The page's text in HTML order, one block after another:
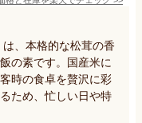
、本格的な松茸の香
の素です。国産米に
時の食卓を贅沢に彩
ため、忙しい日や特